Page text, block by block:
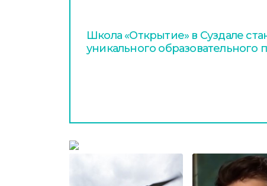
Школа «Открытие» в Суздале
уникального образовательного